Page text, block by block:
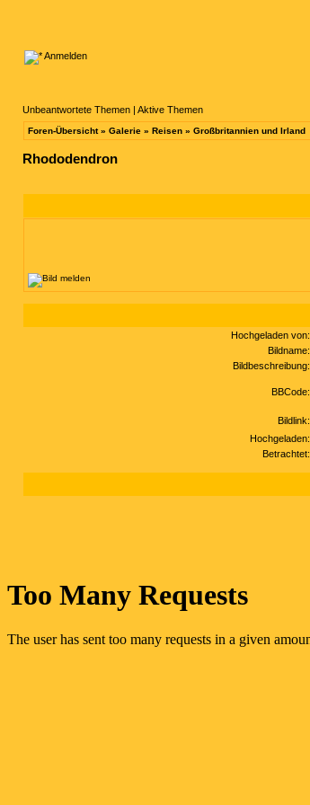
Anmelden
Unbeantwortete Themen | Aktive Themen
Foren-Übersicht» Galerie » Reisen » Großbritannien und Irland
Rhododendron
Hochgeladen von:
Bildname:
Bildbeschreibung:
BBCode:
Bildlink:
Hochgeladen:
Betrachtet: